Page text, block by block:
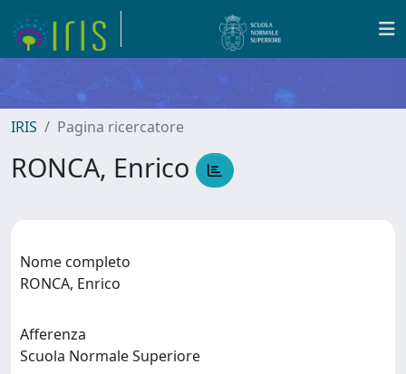
IRIS Pagina ricercatore
RONCA, Enrico
Nome completo
RONCA, Enrico
Afferenza
Scuola Normale Superiore